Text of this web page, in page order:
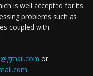
is well accepted for its
problems such as
coupled with
or